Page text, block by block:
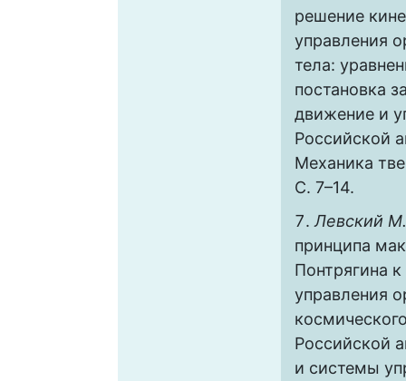
решение
управления
тела:
постановка
движение и
Российской
Механика
С. 7–14.
Левский
принципа
Понтрягина
управления
Российской
и системы